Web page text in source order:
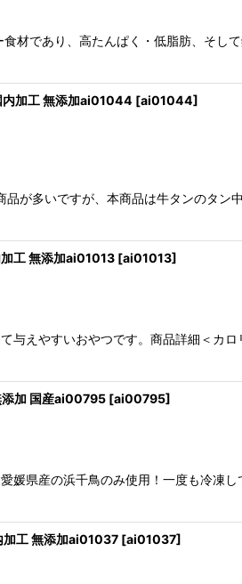
り込む
であり、高たんぱく・低脂肪、そし
内加工 無添加ai01044 [ai01044]
が多いですが、本商品は牛タンのタン
工 無添加ai01013 [ai01013]
与えやすいおやつです。商品詳細＜
添加 国産ai00795 [ai00795]
県産の浜千鳥のみ使用！一度も冷凍
加工 無添加ai01037 [ai01037]